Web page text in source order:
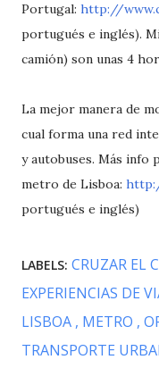
Portugal: http://
portugués e inglés).
camión) son unas 4
La mejor manera de
cual forma una red
y autobuses. Más info
metro de Lisboa:
portugués e inglés)
LABELS: CRUZAR EL
EXPERIENCIAS DE
LISBOA METRO
TRANSPORTE